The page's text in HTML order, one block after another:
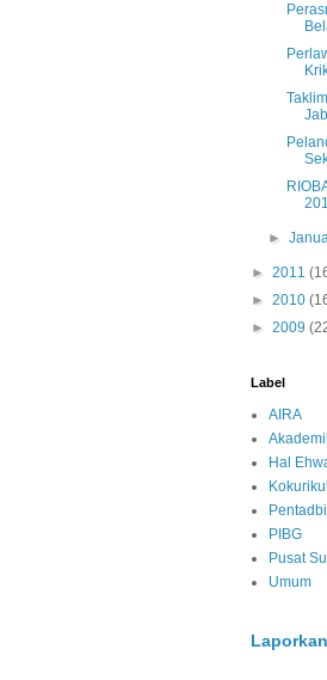
►
► 2011
► 2010
► 2009
Label
AIRA
Hal
PIBG
Pusat
Umum